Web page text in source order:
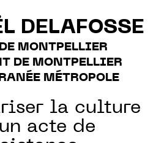
DELAFOSSE
MONTPELLIER
DE MONTPELLIER
MÉTROPOLE
la culture
acte de